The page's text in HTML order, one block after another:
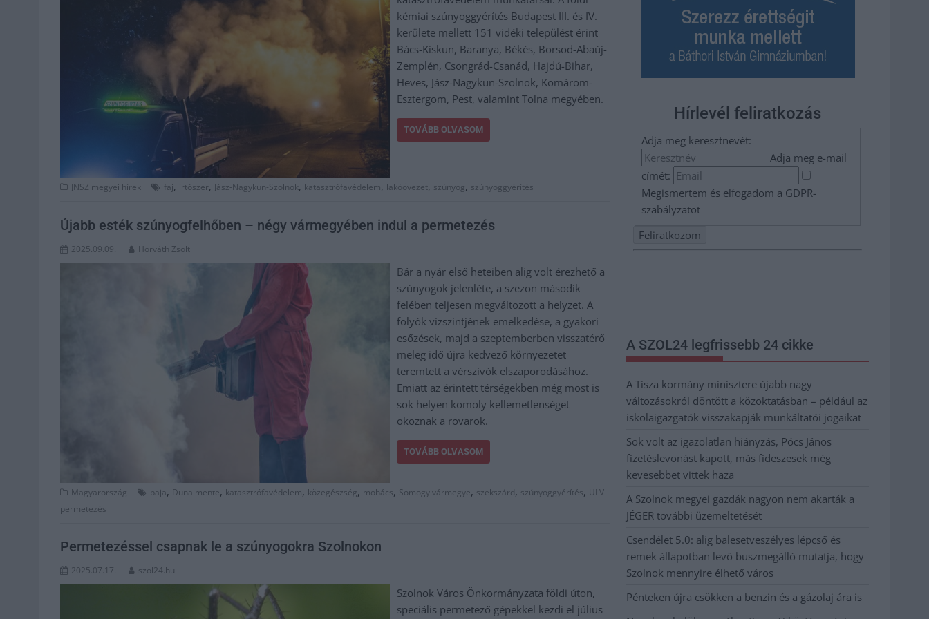
kémiai szúnyoggyérítés Budapest III. és IV.
kerülete mellett 151 vidéki települést érint
Bács-Kiskun, Baranya, Békés, Borsod-Abaúj-
Zemplén, Csongrád-Csanád, Hajdú-Bihar,
Heves, Jász-Nagykun-Szolnok, Komárom-
Esztergom, Pest, valamint Tolna megyében.
TOVÁBB OLVASOM
JNSZ megyei hírek faj, irtószer, Jász-Nagykun-Szolnok, katasztrófavédelem, lakóövezet, szúnyog, szúnyoggyérítés
Újabb esték szúnyogfelhőben – négy vármegyében indul a permetezés
2025.09.09. Horváth Zsolt
Bár a nyár első heteiben alig volt érezhető a
szúnyogok jelenléte, a szezon második
felében teljesen megváltozott a helyzet. A
folyók vízszintjének emelkedése, a gyakori
esőzések, majd a szeptemberben visszatérő
meleg idő újra kedvező környezetet
teremtett a vérszívók elszaporodásához.
Emiatt az érintett térségekben még most is
sok helyen komoly kellemetlenséget
okoznak a rovarok.
TOVÁBB OLVASOM
Magyarország baja, Duna mente, katasztrófavédelem, közegészség, mohács, Somogy vármegye, szekszárd, szúnyoggyérítés, ULV
permetezés
Permetezéssel csapnak le a szúnyogokra Szolnokon
2025.07.17. szol24.hu
Szolnok Város Önkormányzata földi úton,
speciális permetező gépekkel kezdi el július
Hírlevél feliratkozás
Adja meg keresztnevét:
Adja meg e-mail
címét:
Megismertem és elfogadom a GDPR-
szabályzatot
A SZOL24 legfrissebb 24 cikke
A Tisza kormány minisztere újabb nagy
változásokról döntött a közoktatásban – például az
iskolaigazgatók visszakapják munkáltatói jogaikat
Sok volt az igazolatlan hiányzás, Pócs János
fizetéslevonást kapott, más fideszesek még
kevesebbet vittek haza
A Szolnok megyei gazdák nagyon nem akarták a
JÉGER további üzemeltetését
Csendélet 5.0: alig balesetveszélyes lépcső és
remek állapotban levő buszmegálló mutatja, hogy
Szolnok mennyire élhető város
Pénteken újra csökken a benzin és a gázolaj ára is